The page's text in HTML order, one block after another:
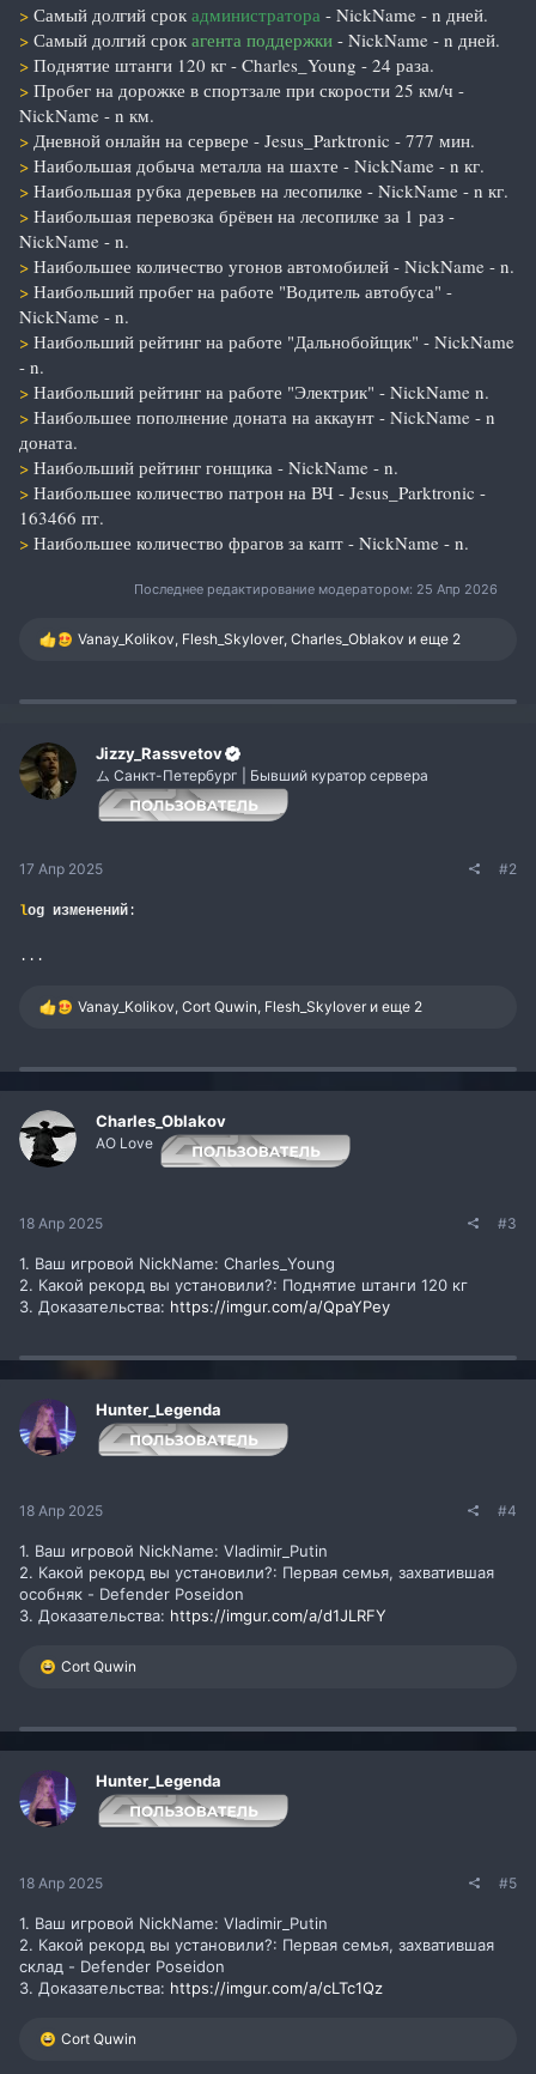
> Самый долгий срок администратора - NickName - n дней.
> Самый долгий срок агента поддержки - NickName - n дней.
> Поднятие штанги 120 кг - Charles_Young - 24 раза.
> Пробег на дорожке в спортзале при скорости 25 км/ч -
NickName - n км.
> Дневной онлайн на сервере - Jesus_Parktronic - 777 мин.
> Наибольшая добыча металла на шахте - NickName - n кг.
> Наибольшая рубка деревьев на лесопилке - NickName - n кг.
> Наибольшая перевозка брёвен на лесопилке за 1 раз -
NickName - n.
> Наибольшее количество угонов автомобилей - NickName - n.
> Наибольший пробег на работе "Водитель автобуса" -
NickName - n.
> Наибольший рейтинг на работе "Дальнобойщик" - NickName
- n.
> Наибольший рейтинг на работе "Электрик" - NickName n.
> Наибольшее пополнение доната на аккаунт - NickName - n
доната.
> Наибольший рейтинг гонщика - NickName - n.
> Наибольшее количество патрон на ВЧ - Jesus_Parktronic -
163466 пт.
> Наибольшее количество фрагов за капт - NickName - n.
Последнее редактирование модератором: 25 Апр 2026
Р
к
Vanay_Kolikov, Flesh_Skylover, Charles_Oblakov и еще 2
Jizzy_Rassvetov
ム Санкт-Петербург | Бывший куратор серверa
17 Апр 2025 #2
log изменений :
...
Р
к
Vanay_Kolikov, Cort Quwin, Flesh_Skylover и еще 2
Charles_Oblakov
AO Love
18 Апр 2025 #3
1. Ваш игровой NickName: Charles_Young
2. Какой рекорд вы установили?: Поднятие штанги 120 кг
3. Доказательства: https://imgur.com/a/QpaYPey
Hunter_Legenda
18 Апр 2025 #4
1. Ваш игровой NickName: Vladimir_Putin
2. Какой рекорд вы установили?: Первая семья, захватившая
особняк - Defender Poseidon
3. Доказательства: https://imgur.com/a/d1JLRFY
Р
к
и
:
Cort Quwin
Hunter_Legenda
18 Апр 2025 #5
1. Ваш игровой NickName: Vladimir_Putin
2. Какой рекорд вы установили?: Первая семья, захватившая
склад - Defender Poseidon
3. Доказательства: https://imgur.com/a/cLTc1Qz
Р
Cort Quwin